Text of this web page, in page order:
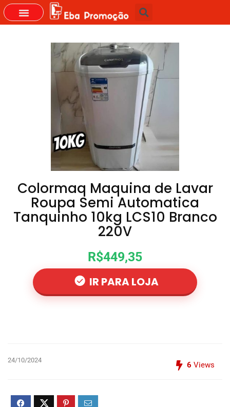
Colormaq Maquina de Lavar
Roupa Semi Automatica
Tanquinho 10kg LCS10 Branco
220V
R$449,35
IR PARA LOJA
24/10/2024
6 Views